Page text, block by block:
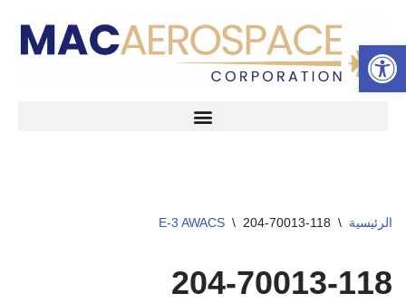
شريط الأدوات المفتوح
تخطى
إلى
المحتوى
الرئيسية \
E-3 AWACS \ 204-70013-118
204-70013-118